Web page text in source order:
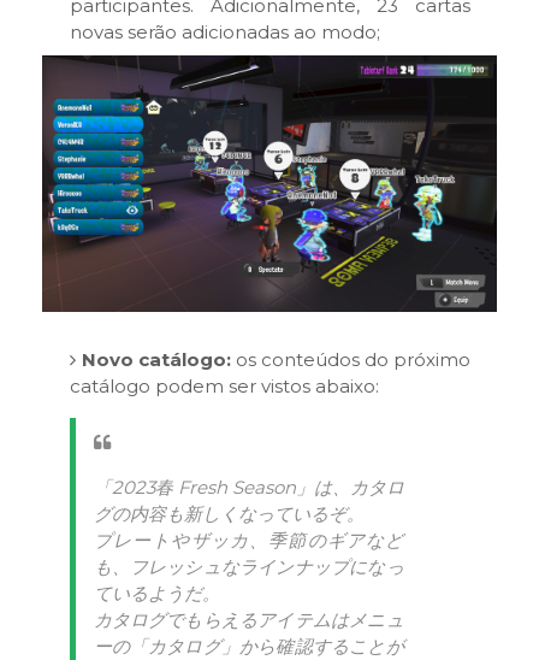
participantes. Adicionalmente, 23 cartas
novas serão adicionadas ao modo;
Novo catálogo:os conteúdos do próximo
catálogo podem ser vistos abaixo:
「2023春 Fresh Season」は、カタロ
グの内容も新しくなっているぞ。
プレートやザッカ、季節のギアなど
も、フレッシュなラインナップになっ
ているようだ。
カタログでもらえるアイテムはメニュ
ーの「カタログ」から確認することが